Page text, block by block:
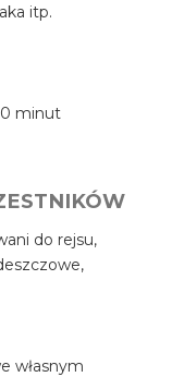
itp.
minut
do rejsu,
własnym